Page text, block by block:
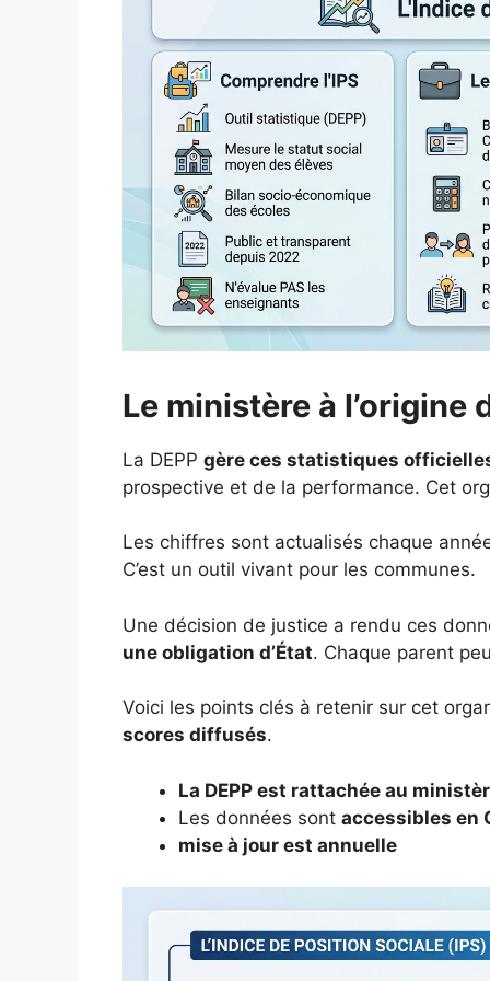
Le ministère à l’origine
La DEPP gère ces statistiques
prospective et de la performance. Cet
Les chiffres sont actualisés chaque
C’est un outil vivant pour les communes.
Une décision de justice a rendu ces
une obligation d’État. Chaque parent
Voici les points clés à retenir sur cet
scores diffusés.
La DEPP est rattachée au
Les données sont accessibles en
mise à jour est annuelle